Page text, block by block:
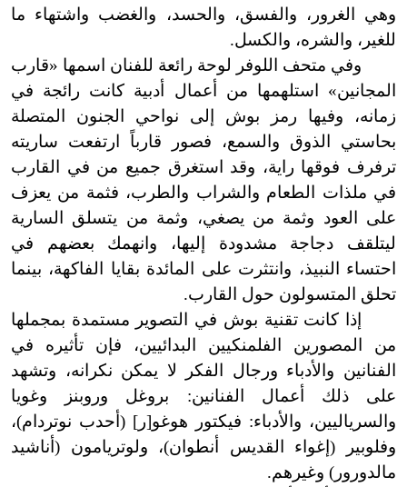
وهي الغرور، والفسق، والحسد، والغضب واشتهاء ما
للغير، والشره، والكسل.
وفي متحف اللوفر لوحة رائعة للفنان اسمها «قارب
المجانين» استلهمها من أعمال أدبية كانت رائجة في
زمانه، وفيها رمز بوش إلى نواحي الجنون المتصلة
بحاستي الذوق والسمع، فصور قارباً ارتفعت ساريته
ترفرف فوقها راية، وقد استغرق جميع من في القارب
في ملذات الطعام والشراب والطرب، فثمة من يعزف
على العود وثمة من يصغي، وثمة من يتسلق السارية
ليتلقف دجاجة مشدودة إليها، وانهمك بعضهم في
احتساء النبيذ، وانتثرت على المائدة بقايا الفاكهة، بينما
تحلق المتسولون حول القارب.
إذا كانت تقنية بوش في التصوير مستمدة بمجملها
من المصورين الفلمنكيين البدائيين، فإن تأثيره في
الفنانين والأدباء ورجال الفكر لا يمكن نكرانه، وتشهد
على ذلك أعمال الفنانين: بروغل وروبنز وغويا
والسرياليين، والأدباء: فيكتور هوغو[ر] (أحدب نوتردام)،
وفلوبير (إغواء القديس أنطوان)، ولوتريامون (أناشيد
مالدورور) وغيرهم.